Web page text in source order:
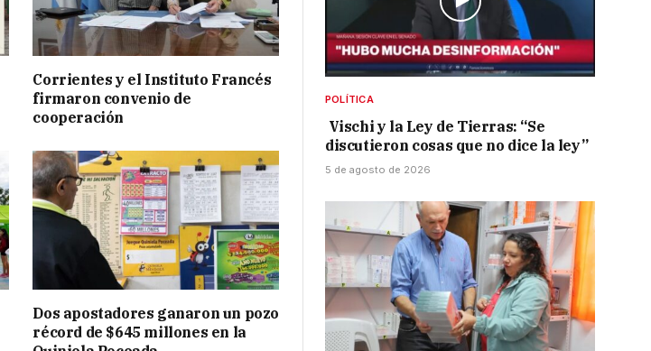
Corrientes y el Instituto Francés
firmaron convenio de
cooperación
Dos apostadores ganaron un pozo
récord de $645 millones en la
POLÍTICA
Vischi y la Ley de Tierras: “Se
discutieron cosas que no dice la ley”
5 de agosto de 2026